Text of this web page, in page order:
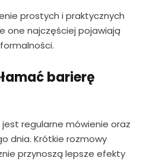
prostych i praktycznych
one najczęściej pojawiają
barierę
regularne mówienie oraz
dnia. Krótkie rozmowy
przynoszą lepsze efekty